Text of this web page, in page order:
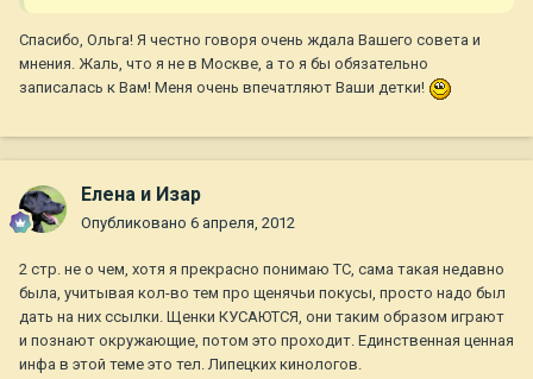
Спасибо, Ольга! Я честно говоря очень ждала Вашего совета и
мнения. Жаль, что я не в Москве, а то я бы обязательно
записалась к Вам! Меня очень впечатляют Ваши детки!
Елена и Изар
Опубликовано 6 апреля, 2012
2 стр. не о чем, хотя я прекрасно понимаю ТС, сама такая недавно
была, учитывая кол-во тем про щенячьи покусы, просто надо был
дать на них ссылки. Щенки КУСАЮТСЯ, они таким образом играют
и познают окружающие, потом это проходит. Единственная ценная
инфа в этой теме это тел. Липецких кинологов.